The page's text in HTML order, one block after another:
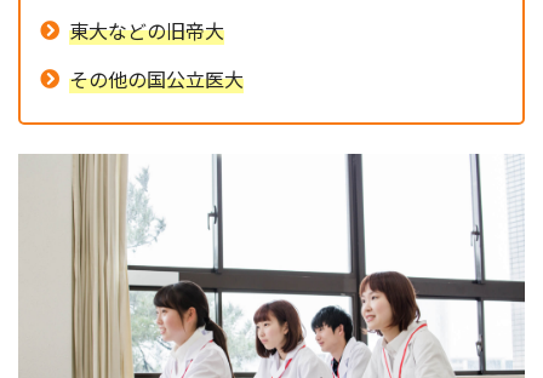
東大などの旧帝大
その他の国公立医大